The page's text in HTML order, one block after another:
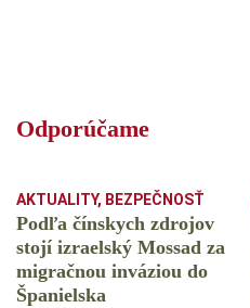
Odporúčame
AKTUALITY, BEZPEČNOSŤ
Podľa čínskych zdrojov
stojí izraelský Mossad za
migračnou inváziou do
Španielska